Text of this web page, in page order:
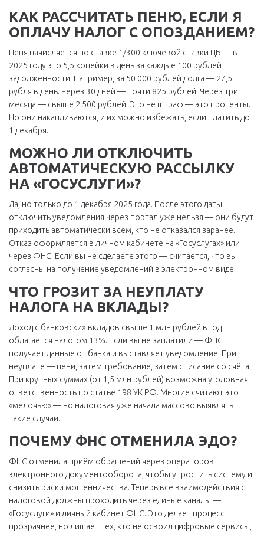
КАК РАССЧИТАТЬ ПЕНЮ, ЕСЛИ Я
ОПЛАЧУ НАЛОГ С ОПОЗДАНИЕМ?
Пеня начисляется по ставке 1/300 ключевой ставки ЦБ — в
2025 году это 5,5 копейки в день за каждые 100 рублей
задолженности. Например, за 50 000 рублей долга — 27,5
рубля в день. Через 30 дней — почти 825 рублей. Через три
месяца — свыше 2 500 рублей. Это не штраф — это проценты.
Но они накапливаются, и их можно избежать, если платить до
1 декабря.
МОЖНО ЛИ ОТКЛЮЧИТЬ
АВТОМАТИЧЕСКУЮ РАССЫЛКУ
НА «ГОСУСЛУГИ»?
Да, но только до 1 декабря 2025 года. После этого даты
отключить уведомления через портал уже нельзя — они будут
приходить автоматически всем, кто не отказался заранее.
Отказ оформляется в личном кабинете на «Госуслугах» или
через ФНС. Если вы не сделаете этого — считается, что вы
согласны на получение уведомлений в электронном виде.
ЧТО ГРОЗИТ ЗА НЕУПЛАТУ
НАЛОГА НА ВКЛАДЫ?
Доход с банковских вкладов свыше 1 млн рублей в год
облагается налогом 13%. Если вы не заплатили — ФНС
получает данные от банка и выставляет уведомление. При
неуплате — пени, затем требование, затем списание со счёта.
При крупных суммах (от 1,5 млн рублей) возможна уголовная
ответственность по статье 198 УК РФ. Многие считают это
«мелочью» — но налоговая уже начала массово выявлять
такие случаи.
ПОЧЕМУ ФНС ОТМЕНИЛА ЭДО?
ФНС отменила приём обращений через операторов
электронного документооборота, чтобы упростить систему и
снизить риски мошенничества. Теперь все взаимодействия с
налоговой должны проходить через единые каналы —
«Госуслуги» и личный кабинет ФНС. Это делает процесс
прозрачнее, но лишает тех, кто не освоил цифровые сервисы,